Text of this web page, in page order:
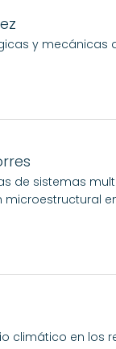
y
de sistemas
microestructural
climático en los